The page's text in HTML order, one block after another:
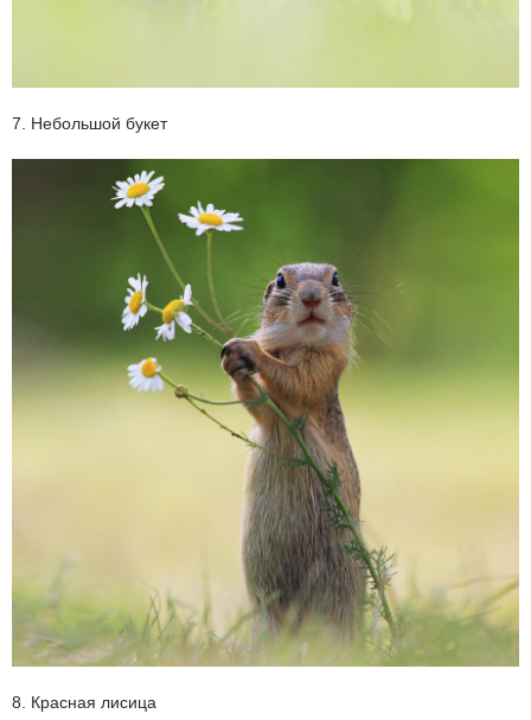
7. Небольшой букет
8. Красная лисица